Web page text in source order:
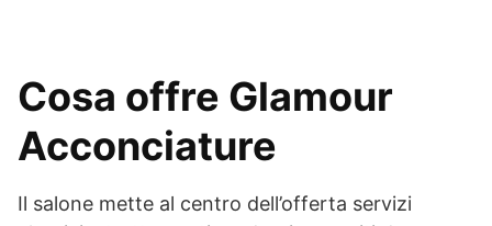
Cosa offre Glamour
Acconciature
Il salone mette al centro dell’offerta servizi